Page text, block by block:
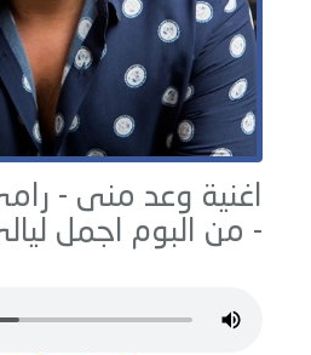
اغنية وعد منى -
- من البوم
اجمل